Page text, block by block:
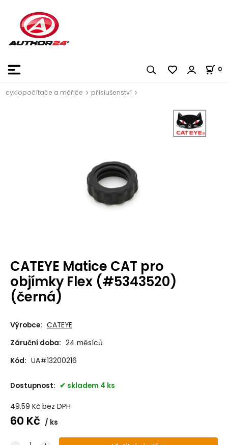
0
cyklopočítače a měřiče příslušenství
CATEYE Matice CAT pro
objímky Flex (#5343520)
(černá)
Výrobce: CATEYE
Záruční doba: 24 měsíců
Kód: UA#13200216
Dostupnost: skladem 4 ks
49.59 Kč bez DPH
60 Kč ks